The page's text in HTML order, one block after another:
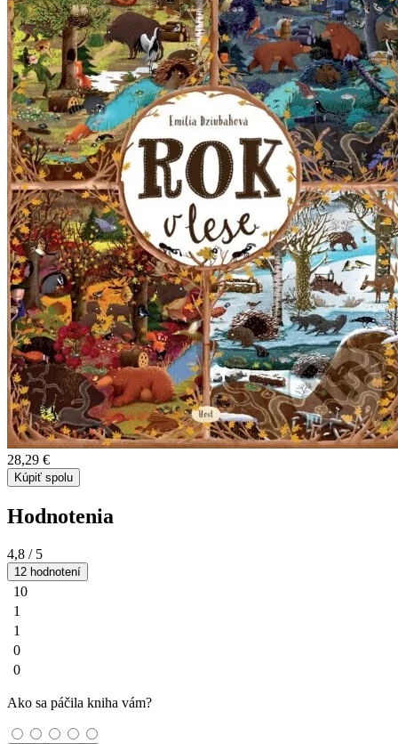
28,29 €
Kúpiť spolu
Hodnotenia
4,8 / 5
12 hodnotení
10
1
1
0
0
Ako sa páčila kniha vám?